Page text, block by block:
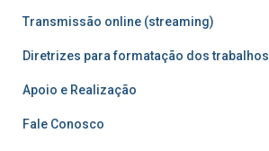
Transmissão online (streaming)
Diretrizes para formatação dos trabalhos
Apoio e Realização
Fale Conosco